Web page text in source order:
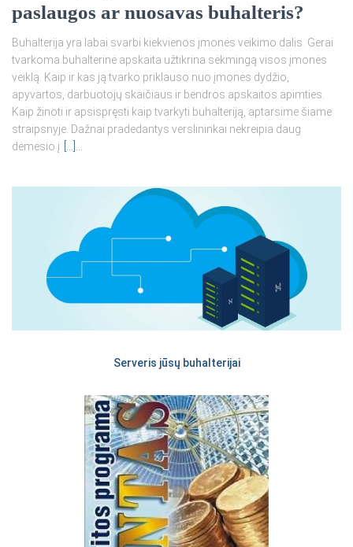
paslaugos ar nuosavas buhalteris?
Buhalterija yra labai svarbi kiekvienos įmonės veikimo dalis. Gerai
tvarkoma buhalterinė apskaita užtikrina sėkmingą visos įmonės
veiklą. Kaip ir kas ją tvarko priklauso nuo įmonės dydžio,
apyvartos, darbuotojų skaičiaus ir bendros apskaitos apimties.
Kaip žinoti ir apsispręsti kaip tvarkyti buhalteriją, aptarsime šiame
straipsnyje. Dažnai pradedantys verslininkai nekreipia daug
dėmesio į
Serveris jūsų buhalterijai